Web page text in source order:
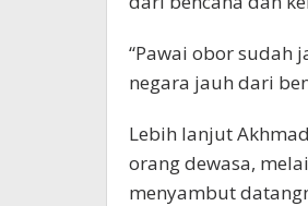
“Pawai obor sudah
negara jauh dari
Lebih lanjut
orang dewasa,
menyambut